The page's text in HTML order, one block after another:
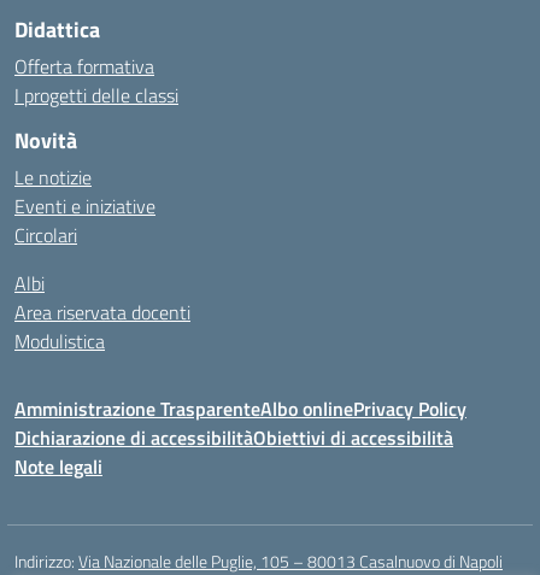
Didattica
Offerta formativa
I progetti delle classi
Novità
Le notizie
Eventi e iniziative
Circolari
Albi
Area riservata docenti
Modulistica
Amministrazione TrasparenteAlbo onlinePrivacy Policy
Dichiarazione di accessibilitàObiettivi di accessibilità
Note legali
Indirizzo:Via Nazionale delle Puglie, 105 – 80013 Casalnuovo di Napoli